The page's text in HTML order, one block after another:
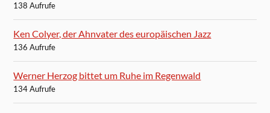
138 Aufrufe
Ken Colyer, der Ahnvater des europäischen Jazz
136 Aufrufe
Werner Herzog bittet um Ruhe im Regenwald
134 Aufrufe